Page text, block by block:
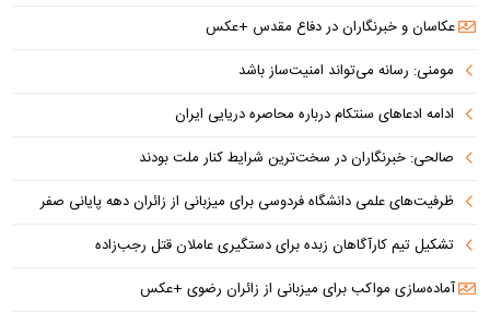
عکاسان و خبرنگاران در دفاع مقدس +عکس
مومنی: رسانه می‌تواند امنیت‌ساز باشد
ادامه ادعاهای سنتکام درباره محاصره دریایی ایران
صالحی: خبرنگاران در سخت‌ترین شرایط کنار ملت بودند
ظرفیت‌های علمی دانشگاه فردوسی برای میزبانی از زائران دهه پایانی صفر
تشکیل تیم کارآگاهان زبده برای دستگیری عاملان قتل رجب‌زاده
آماده‌سازی مواکب برای میزبانی از زائران رضوی +عکس